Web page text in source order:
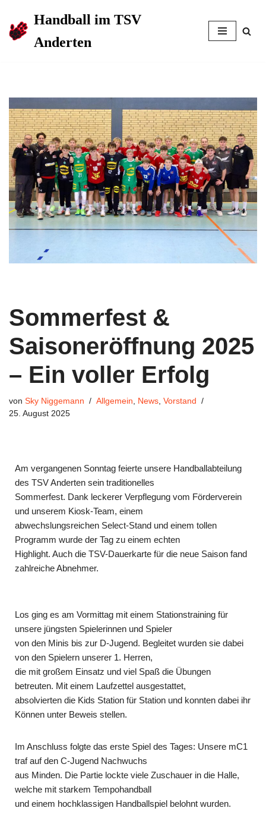
Zum
Handball im TSV
Anderten
Sommerfest &
Saisoneröffnung 2025
– Ein voller Erfolg
von Sky Niggemann Allgemein, News, Vorstand
25. August 2025
Am vergangenen Sonntag feierte unsere Handballabteilung
des TSV Anderten sein traditionelles
Sommerfest. Dank leckerer Verpflegung vom Förderverein
und unserem Kiosk-Team, einem
abwechslungsreichen Select-Stand und einem tollen
Programm wurde der Tag zu einem echten
Highlight. Auch die TSV-Dauerkarte für die neue Saison fand
zahlreiche Abnehmer.
Los ging es am Vormittag mit einem Stationstraining für
unsere jüngsten Spielerinnen und Spieler
von den Minis bis zur D-Jugend. Begleitet wurden sie dabei
von den Spielern unserer 1. Herren,
die mit großem Einsatz und viel Spaß die Übungen
betreuten. Mit einem Laufzettel ausgestattet,
absolvierten die Kids Station für Station und konnten dabei ihr
Können unter Beweis stellen.
Im Anschluss folgte das erste Spiel des Tages: Unsere mC1
traf auf den C-Jugend Nachwuchs
aus Minden. Die Partie lockte viele Zuschauer in die Halle,
welche mit starkem Tempohandball
und einem hochklassigen Handballspiel belohnt wurden.